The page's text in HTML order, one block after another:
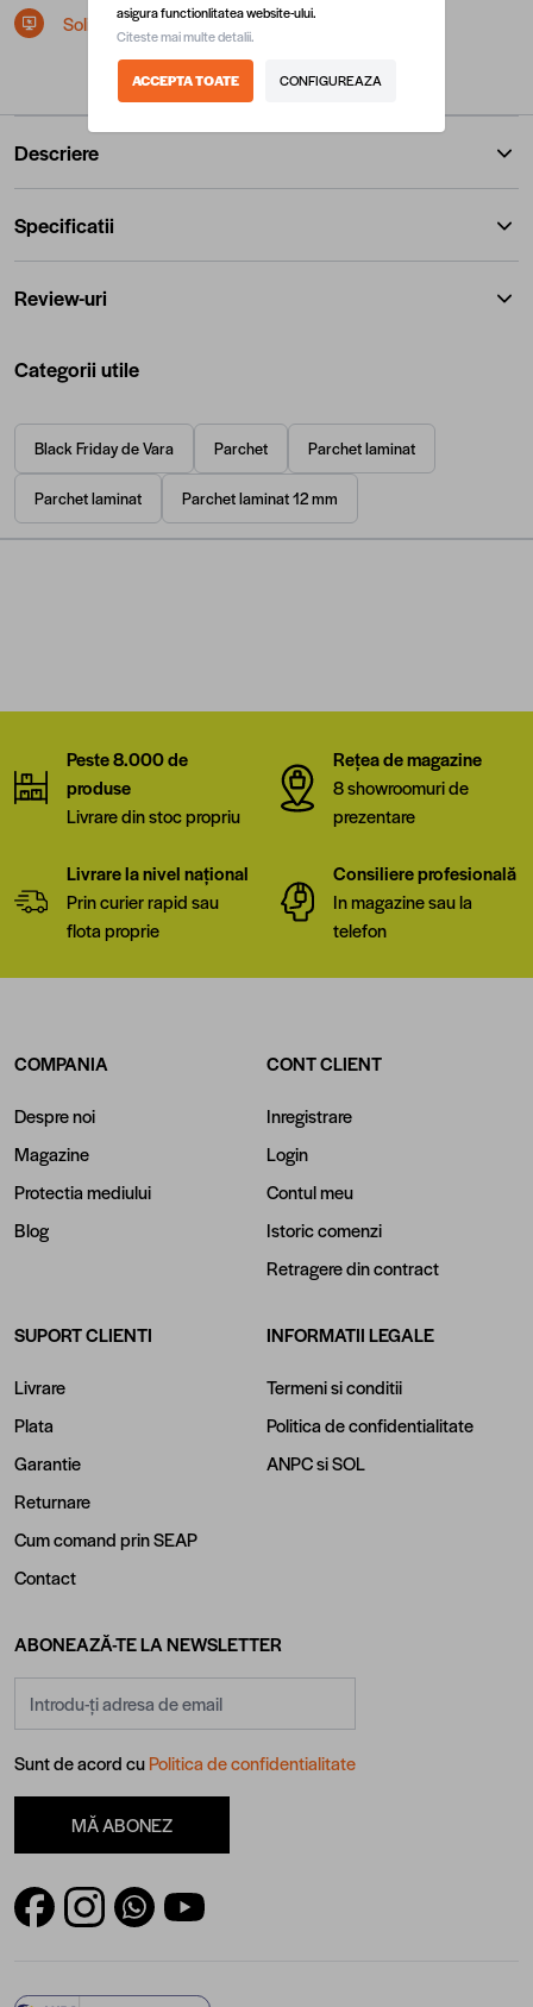
Solicita postare in SEAP/SICAP
Descriere
Specificatii
Review-uri
Categorii utile
Black Friday de Vara Parchet Parchet laminat
Parchet laminat Parchet laminat 12 mm
Peste 8.000 de
produse
Livrare din stoc propriu
Rețea de magazine
8 showroomuri de
prezentare
Livrare la nivel național
Prin curier rapid sau
flota proprie
Consiliere profesională
In magazine sau la
telefon
COMPANIA
Despre noi
Magazine
Protectia mediului
Blog
CONT CLIENT
Inregistrare
Login
Contul meu
Istoric comenzi
Retragere din contract
SUPORT CLIENTI
Livrare
Plata
Garantie
Returnare
Cum comand prin SEAP
Contact
INFORMATII LEGALE
Termeni si conditii
Politica de confidentialitate
ANPCsiSOL
ABONEAZĂ-TE LA NEWSLETTER
Sunt de acord cuPolitica de confidentialitate
MĂ ABONEZ
asigura functionlitatea website-ului.
Citeste mai multe detalii.
ACCEPTA TOATE CONFIGUREAZA